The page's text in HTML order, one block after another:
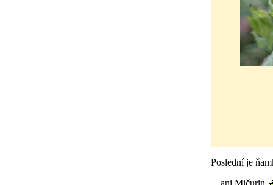
Poslední je
....ani Mičurin